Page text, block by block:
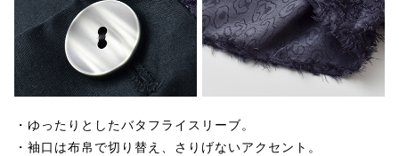
・ゆったりとしたバタフライスリーブ。
・袖口は布帛で切り替え、さりげないアクセント。